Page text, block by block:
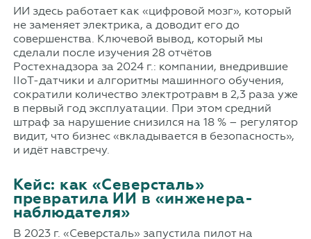
ИИ здесь работает как «цифровой мозг», который
не заменяет электрика, а доводит его до
совершенства. Ключевой вывод, который мы
сделали после изучения 28 отчётов
Ростехнадзора за 2024 г.: компании, внедрившие
IIoT-датчики и алгоритмы машинного обучения,
сократили количество электротравм в 2,3 раза уже
в первый год эксплуатации. При этом средний
штраф за нарушение снизился на 18 % – регулятор
видит, что бизнес «вкладывается в безопасность»,
и идёт навстречу.
Кейс: как «Северсталь»
превратила ИИ в «инженера-
наблюдателя»
В 2023 г. «Северсталь» запустила пилот на